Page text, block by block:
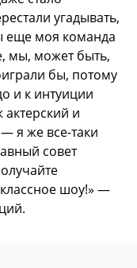
угадывать,
еще моя команда
мы, может быть,
бы, потому
и к интуиции
и
я же все-таки
совет
шоу!» —